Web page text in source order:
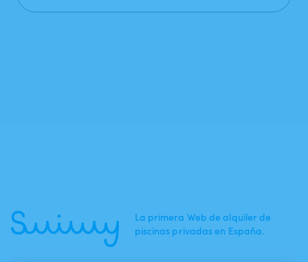
La primera Web de alquiler de
piscinas privadas en España.